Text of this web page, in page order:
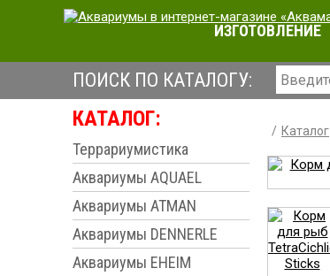
ИЗГОТОВЛЕНИЕ
ПОИСК ПО КАТАЛОГУ:
КАТАЛОГ:
Террариумистика
Аквариумы AQUAEL
Аквариумы ATMAN
Аквариумы DENNERLE
Аквариумы EHEIM
Каталог